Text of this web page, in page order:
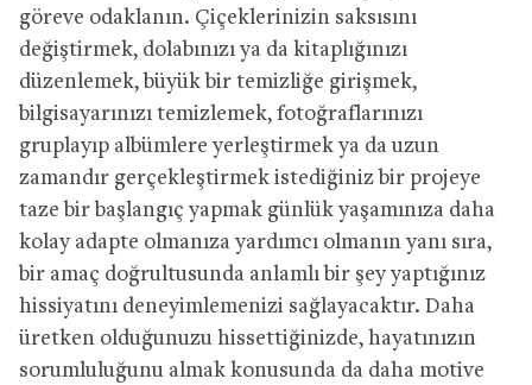
göreve odaklanın. Çiçeklerinizin saksısını
değiştirmek, dolabınızı ya da kitaplığınızı
düzenlemek, büyük bir temizliğe girişmek,
bilgisayarınızı temizlemek, fotoğraflarınızı
gruplayıp albümlere yerleştirmek ya da uzun
zamandır gerçekleştirmek istediğiniz bir projeye
taze bir başlangıç yapmak günlük yaşamınıza daha
kolay adapte olmanıza yardımcı olmanın yanı sıra,
bir amaç doğrultusunda anlamlı bir şey yaptığınız
hissiyatını deneyimlemenizi sağlayacaktır. Daha
üretken olduğunuzu hissettiğinizde, hayatınızın
sorumluluğunu almak konusunda da daha motive